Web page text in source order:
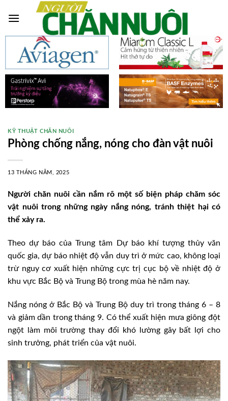
KỸ THUẬT CHĂN NUÔI
Phòng chống nắng, nóng cho đàn vật nuôi
13 THÁNG NĂM, 2025
Người chăn nuôi cần nắm rõ một số biện pháp chăm sóc
vật nuôi trong những ngày nắng nóng, tránh thiệt hại có
thể xảy ra.
Theo dự báo của Trung tâm Dự báo khí tượng thủy văn
quốc gia, dự báo nhiệt độ vẫn duy trì ở mức cao, không loại
trừ nguy cơ xuất hiện những cực trị cục bộ về nhiệt độ ở
khu vực Bắc Bộ và Trung Bộ trong mùa hè năm nay.
Nắng nóng ở Bắc Bộ và Trung Bộ duy trì trong tháng 6 – 8
và giảm dần trong tháng 9. Có thể xuất hiện mưa giông đột
ngột làm môi trường thay đổi khó lường gây bất lợi cho
sinh trưởng, phát triển của vật nuôi.